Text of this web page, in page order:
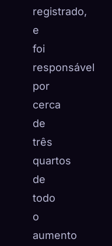
registrado,
e
foi
responsável
por
cerca
de
três
quartos
de
todo
o
aumento